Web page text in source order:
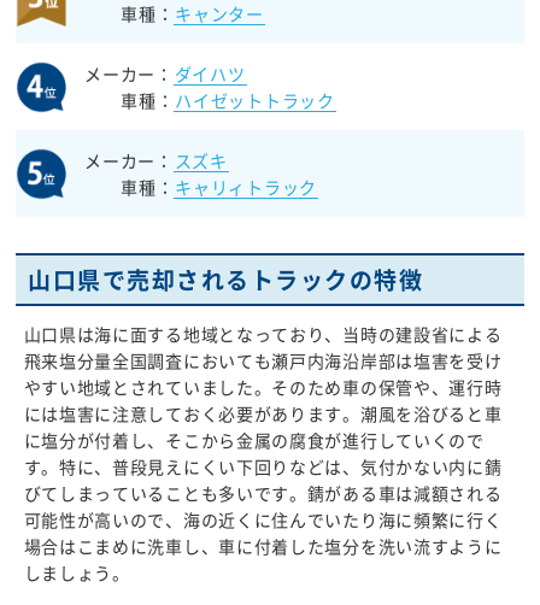
車種： キャンター
メーカー： ダイハツ
車種： ハイゼットトラック
メーカー： スズキ
車種： キャリィトラック
山口県で売却されるトラックの特徴
山口県は海に面する地域となっており、当時の建設省による
飛来塩分量全国調査においても瀬戸内海沿岸部は塩害を受け
やすい地域とされていました。そのため車の保管や、運行時
には塩害に注意しておく必要があります。潮風を浴びると車
に塩分が付着し、そこから金属の腐食が進行していくので
す。特に、普段見えにくい下回りなどは、気付かない内に錆
びてしまっていることも多いです。錆がある車は減額される
可能性が高いので、海の近くに住んでいたり海に頻繁に行く
場合はこまめに洗車し、車に付着した塩分を洗い流すように
しましょう。